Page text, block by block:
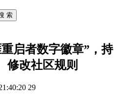
索
启者数字徽章”，持
修改社区规则
29